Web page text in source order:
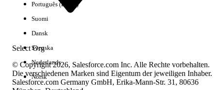
Keine Ergebnisse
Select Org
Português (Brasil)
Suomi
Dansk
Svenska
Nederlands
Norsk
© Copyright 2026, Salesforce.com Inc. Alle Rechte vorbehalten.
Die verschiedenen Marken sind Eigentum der jeweiligen Inhaber.
Salesforce.com Germany GmbH, Erika-Mann-Str. 31, 80636